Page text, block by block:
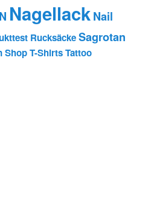
NagellackNail
RucksäckeSagrotan
ShopT-ShirtsTattoo